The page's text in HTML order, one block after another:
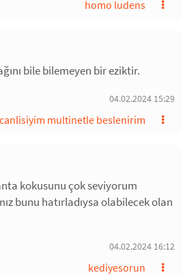
homo ludens
bile bilemeyen bir eziktir.
04.02.2024 15:29
multinetle beslenirim
kokusunu çok seviyorum
bunu hatırladıysa olabilecek olan
04.02.2024 16:12
kediyesorun